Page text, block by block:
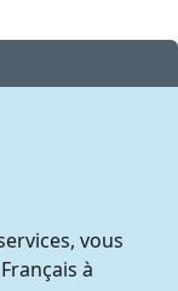
vous
à